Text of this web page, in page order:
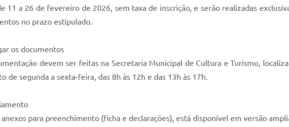
11 a 26 de fevereiro de 2026, sem taxa de inscrição, e serão realizadas
no prazo estipulado.
os documentos
devem ser feitas na Secretaria Municipal de Cultura e Turismo,
de segunda a sexta-feira, das 8h às 12h e das 13h às 17h.
para preenchimento (ficha e declarações), está disponível em versão